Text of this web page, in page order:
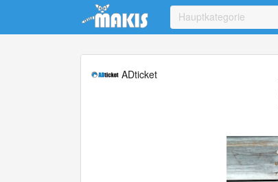
Update cookies preferences
Hauptkategorie
ADticket